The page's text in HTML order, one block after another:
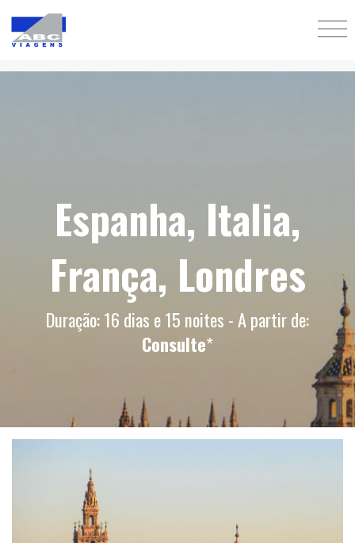
Espanha, Italia,
França, Londres
Duração: 16 dias e 15 noites - A partir de:
Consulte*